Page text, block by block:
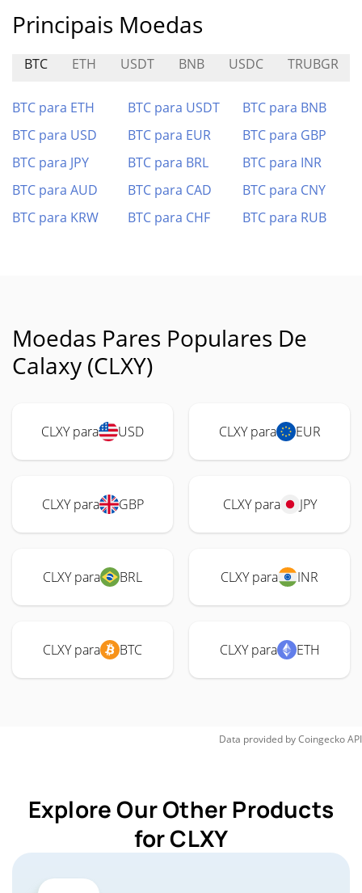
Principais Moedas
BTC ETH USDT BNB USDC TRUBGR
BTC para ETH BTC para USDT
BTC para BNB
BTC para USD
BTC para EUR
BTC para GBP
BTC para JPY
BTC para BRL
BTC para INR
BTC para AUD
BTC para CAD
BTC para CNY
BTC para KRW
BTC para CHF BTC para RUB
Moedas Pares Populares De
Calaxy (CLXY)
CLXY para USD CLXY para EUR
CLXY para GBP CLXY para JPY
CLXY para BRL CLXY para INR
CLXY para BTC CLXY para ETH
Data provided byCoingeckoAPI
Explore Our Other Products
for CLXY